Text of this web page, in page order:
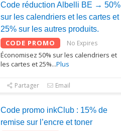
Code réduction Albelli BE → 50%
sur les calendriers et les cartes et
25% sur les autres produits.
CODE PROMO No Expires
Économisez 50% sur les calendriers et
les cartes et 25%...Plus
Partager Email
Code promo inkClub : 15% de
remise sur l’encre et toner